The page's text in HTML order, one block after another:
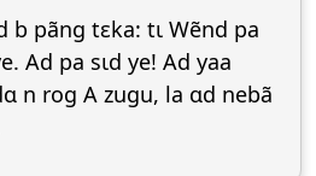
b pãng tεka: tɩ Wẽnd pa
Ad pa sɩd ye! Ad yaa
n rog A zugu, la ɑd nebã